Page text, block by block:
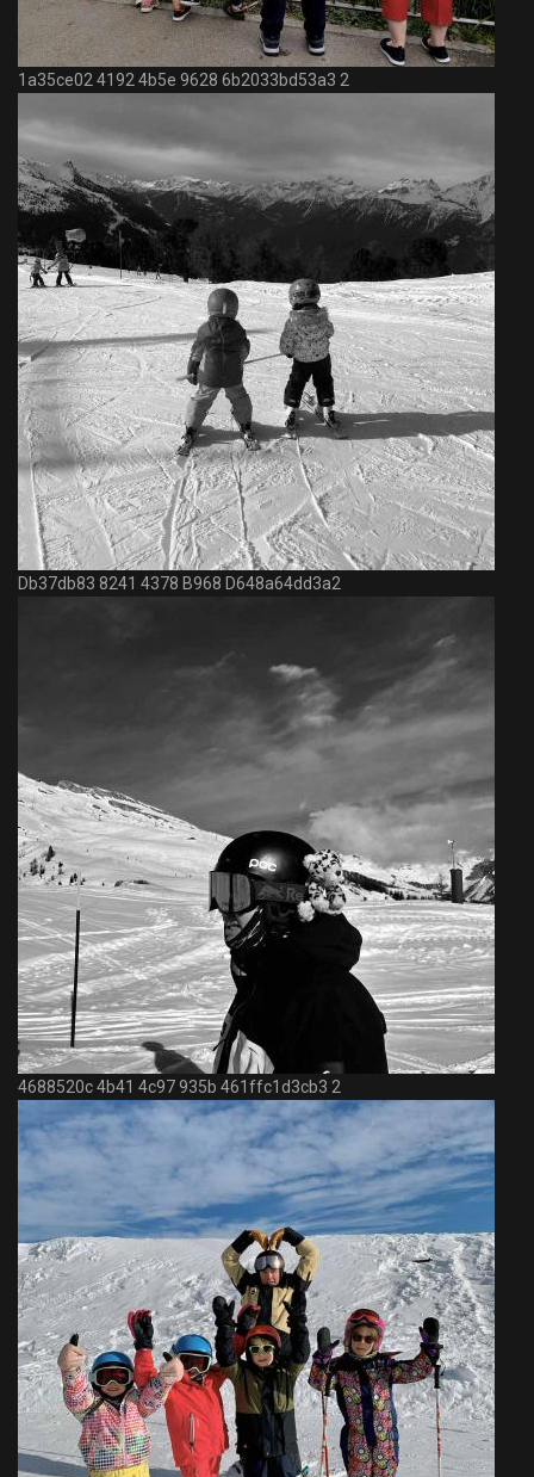
1a35ce02 4192 4b5e 9628 6b2033bd53a3 2
Db37db83 8241 4378 B968 D648a64dd3a2
4688520c 4b41 4c97 935b 461ffc1d3cb3 2